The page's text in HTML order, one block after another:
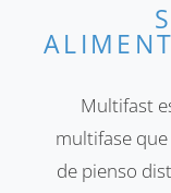
Multifast
multifase
de pienso